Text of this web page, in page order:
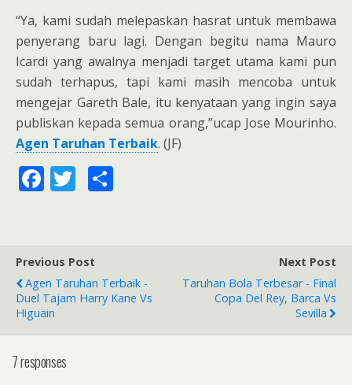
“Ya, kami sudah melepaskan hasrat untuk membawa
penyerang baru lagi. Dengan begitu nama Mauro
Icardi yang awalnya menjadi target utama kami pun
sudah terhapus, tapi kami masih mencoba untuk
mengejar Gareth Bale, itu kenyataan yang ingin saya
publiskan kepada semua orang,”ucap Jose Mourinho.
Agen Taruhan Terbaik. (JF)
F
b
o
o
k
T
er
Previous Post
Agen Taruhan Terbaik -
Duel Tajam Harry Kane Vs
Higuain
Next Post
Taruhan Bola Terbesar - Final
Copa Del Rey, Barca Vs
Sevilla
7 responses